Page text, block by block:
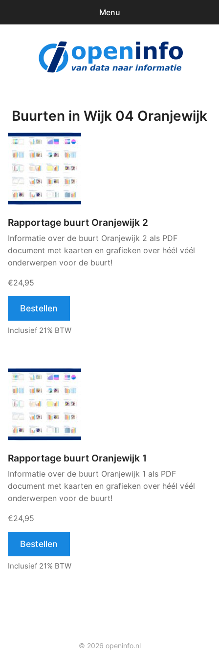
Menu
Downloads
Buurten in Wijk 04 Oranjewijk
Rapportage buurt Oranjewijk 2
Informatie over de buurt Oranjewijk 2 als PDF
document met kaarten en grafieken over héél véél
onderwerpen voor de buurt!
€24,95
Bestellen
Inclusief 21% BTW
Rapportage buurt Oranjewijk 1
Informatie over de buurt Oranjewijk 1 als PDF
document met kaarten en grafieken over héél véél
onderwerpen voor de buurt!
€24,95
Bestellen
Inclusief 21% BTW
© 2026 openinfo.nl